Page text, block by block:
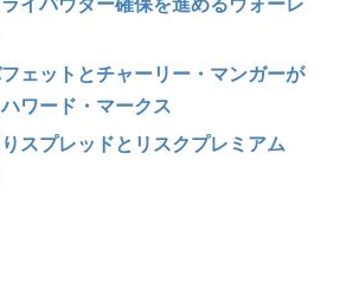
ェットとチャーリー・マンガーが
ワード・マークス
りスプレッドとリスクプレミアム